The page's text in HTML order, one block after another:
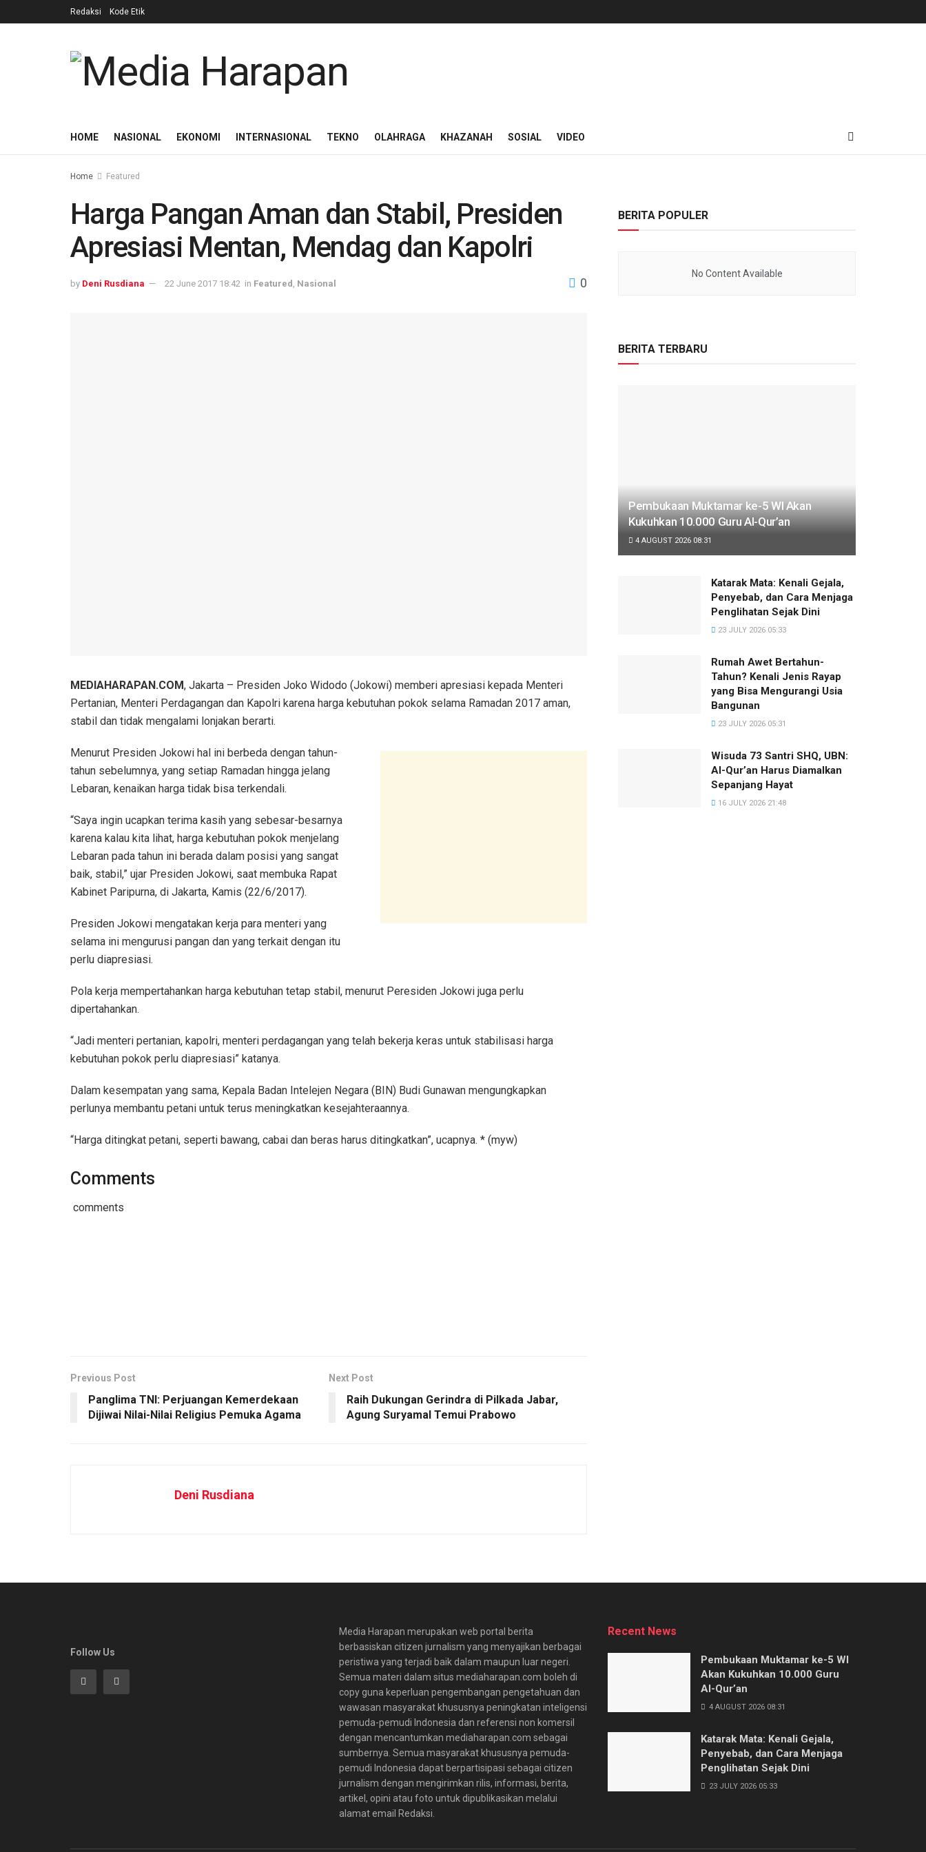
Redaksi Kode Etik
HOME NASIONAL EKONOMI INTERNASIONAL TEKNO OLAHRAGA KHAZANAH SOSIAL VIDEO
Home Featured
Harga Pangan Aman dan Stabil, Presiden
Apresiasi Mentan, Mendag dan Kapolri
by Deni Rusdiana 22 June 2017 18:42 in Featured Nasional 0
MEDIAHARAPAN.COM, Jakarta – Presiden Joko Widodo (Jokowi) memberi apresiasi kepada Menteri
Pertanian, Menteri Perdagangan dan Kapolri karena harga kebutuhan pokok selama Ramadan 2017 aman,
stabil dan tidak mengalami lonjakan berarti.
Menurut Presiden Jokowi hal ini berbeda dengan tahun-
tahun sebelumnya, yang setiap Ramadan hingga jelang
Lebaran, kenaikan harga tidak bisa terkendali.
“Saya ingin ucapkan terima kasih yang sebesar-besarnya
karena kalau kita lihat, harga kebutuhan pokok menjelang
Lebaran pada tahun ini berada dalam posisi yang sangat
baik, stabil,” ujar Presiden Jokowi, saat membuka Rapat
Kabinet Paripurna, di Jakarta, Kamis (22/6/2017).
Presiden Jokowi mengatakan kerja para menteri yang
selama ini mengurusi pangan dan yang terkait dengan itu
perlu diapresiasi.
Pola kerja mempertahankan harga kebutuhan tetap stabil, menurut Peresiden Jokowi juga perlu
dipertahankan.
“Jadi menteri pertanian, kapolri, menteri perdagangan yang telah bekerja keras untuk stabilisasi harga
kebutuhan pokok perlu diapresiasi” katanya.
Dalam kesempatan yang sama, Kepala Badan Intelejen Negara (BIN) Budi Gunawan mengungkapkan
perlunya membantu petani untuk terus meningkatkan kesejahteraannya.
“Harga ditingkat petani, seperti bawang, cabai dan beras harus ditingkatkan”, ucapnya. * (myw)
Comments
comments
Previous Post
Panglima TNI: Perjuangan Kemerdekaan
Dijiwai Nilai-Nilai Religius Pemuka Agama
Next Post
Raih Dukungan Gerindra di Pilkada Jabar,
Agung Suryamal Temui Prabowo
Deni Rusdiana
BERITA POPULER
No Content Available
BERITA TERBARU
Pembukaan Muktamar ke-5 WI Akan
Kukuhkan 10.000 Guru Al-Qur’an
4 AUGUST 2026 08:31
Katarak Mata: Kenali Gejala,
Penyebab, dan Cara Menjaga
Penglihatan Sejak Dini
23 JULY 2026 05:33
Rumah Awet Bertahun-
Tahun? Kenali Jenis Rayap
yang Bisa Mengurangi Usia
Bangunan
23 JULY 2026 05:31
Wisuda 73 Santri SHQ, UBN:
Al-Qur’an Harus Diamalkan
Sepanjang Hayat
16 JULY 2026 21:48
Follow Us
Media Harapan merupakan web portal berita
berbasiskan citizen jurnalism yang menyajikan berbagai
peristiwa yang terjadi baik dalam maupun luar negeri.
Semua materi dalam situs mediaharapan.com boleh di
copy guna keperluan pengembangan pengetahuan dan
wawasan masyarakat khususnya peningkatan inteligensi
pemuda-pemudi Indonesia dan referensi non komersil
dengan mencantumkan mediaharapan.com sebagai
sumbernya. Semua masyarakat khususnya pemuda-
pemudi Indonesia dapat berpartisipasi sebagai citizen
jurnalism dengan mengirimkan rilis, informasi, berita,
artikel, opini atau foto untuk dipublikasikan melalui
alamat email Redaksi.
Recent News
Pembukaan Muktamar ke-5 WI
Akan Kukuhkan 10.000 Guru
Al-Qur’an
4 AUGUST 2026 08:31
Katarak Mata: Kenali Gejala,
Penyebab, dan Cara Menjaga
Penglihatan Sejak Dini
23 JULY 2026 05:33